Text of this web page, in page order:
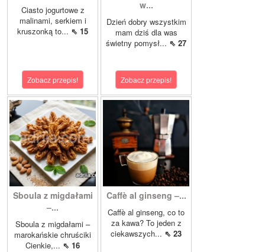
Ciasto jogurtowe z
malinami, serkiem i
kruszonką to... ⇖ 15
Zobacz przepis!
w...
Dzień dobry wszystkim
mam dziś dla was
świetny pomysł... ⇖ 27
Zobacz przepis!
Sboula z migdałami
–...
Sboula z migdałami –
marokańskie chruściki
Cienkie,... ⇖ 16
Caffè al ginseng –...
Caffè al ginseng, co to
za kawa? To jeden z
ciekawszych... ⇖ 23